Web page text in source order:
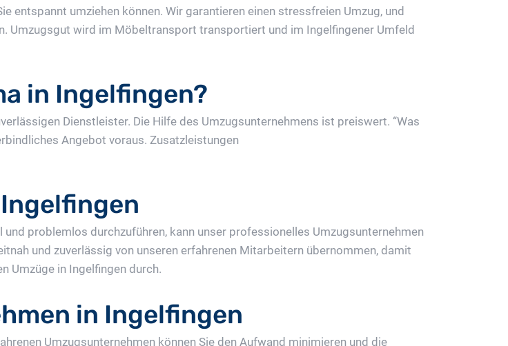
entspannt umziehen können. Wir garantieren einen stressfreien Umzug, und
Umzugsgut wird im Möbeltransport transportiert und im Ingelfingener Umfeld
in Ingelfingen?
Dienstleister. Die Hilfe des Umzugsunternehmens ist preiswert. “Was
Angebot voraus. Zusatzleistungen
problemlos durchzuführen, kann unser professionelles Umzugsunternehmen
und zuverlässig von unseren erfahrenen Mitarbeitern übernommen, damit
Umzüge in Ingelfingen durch.
in Ingelfingen
Umzugsunternehmen können Sie den Aufwand minimieren und die